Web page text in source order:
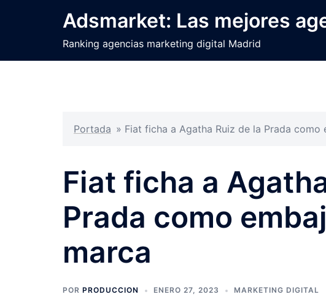
Adsmarket: Las mejores
Ranking agencias marketing digital Madrid
Portada » Fiat ficha a Agatha Ruiz de la Prada como
Fiat ficha a
Prada como
marca
POR PRODUCCION ENERO 27, 2023 MARKETING DIGITAL